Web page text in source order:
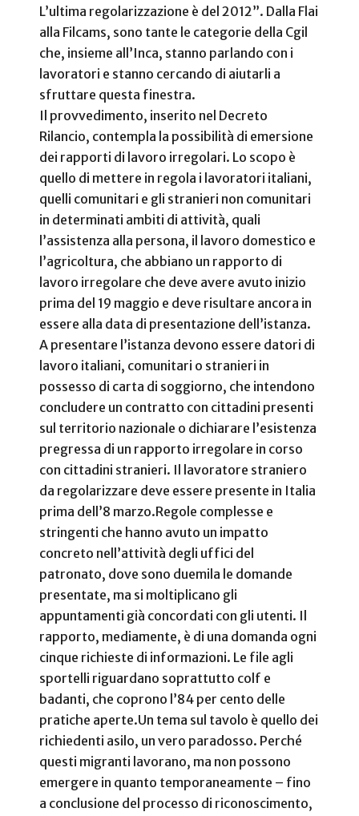
L’ultima regolarizzazione è del 2012”. Dalla Flai
alla Filcams, sono tante le categorie della Cgil
che, insieme all’Inca, stanno parlando con i
lavoratori e stanno cercando di aiutarli a
sfruttare questa finestra.
Il provvedimento, inserito nel Decreto
Rilancio, contempla la possibilità di emersione
dei rapporti di lavoro irregolari. Lo scopo è
quello di mettere in regola i lavoratori italiani,
quelli comunitari e gli stranieri non comunitari
in determinati ambiti di attività, quali
l’assistenza alla persona, il lavoro domestico e
l’agricoltura, che abbiano un rapporto di
lavoro irregolare che deve avere avuto inizio
prima del 19 maggio e deve risultare ancora in
essere alla data di presentazione dell’istanza.
A presentare l’istanza devono essere datori di
lavoro italiani, comunitari o stranieri in
possesso di carta di soggiorno, che intendono
concludere un contratto con cittadini presenti
sul territorio nazionale o dichiarare l’esistenza
pregressa di un rapporto irregolare in corso
con cittadini stranieri. Il lavoratore straniero
da regolarizzare deve essere presente in Italia
prima dell’8 marzo.Regole complesse e
stringenti che hanno avuto un impatto
concreto nell’attività degli uffici del
patronato, dove sono duemila le domande
presentate, ma si moltiplicano gli
appuntamenti già concordati con gli utenti. Il
rapporto, mediamente, è di una domanda ogni
cinque richieste di informazioni. Le file agli
sportelli riguardano soprattutto colf e
badanti, che coprono l’84 per cento delle
pratiche aperte.Un tema sul tavolo è quello dei
richiedenti asilo, un vero paradosso. Perché
questi migranti lavorano, ma non possono
emergere in quanto temporaneamente – fino
a conclusione del processo di riconoscimento,